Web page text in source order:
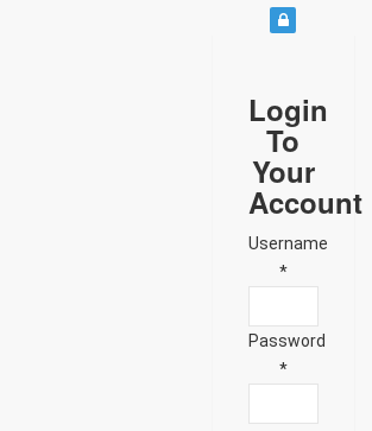
Login
To
Your
Account
Username
*
Password
*